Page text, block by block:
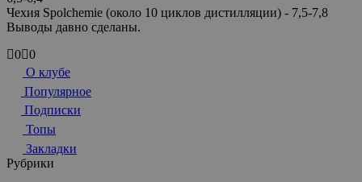
Чехия Spolchemie (около 10 циклов дистилляции) - 7,5-7,8
Выводы давно сделаны.
Голосуйте
палец
вниз.
0 Голосуйте
-
палец
вверх.
0
О клубе
Популярное
Подписки
Топы
Закладки
Рубрики